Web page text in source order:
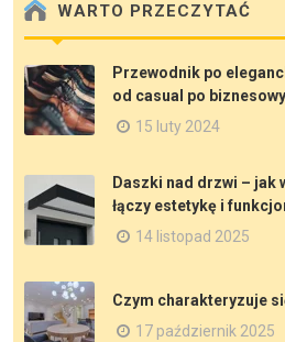
WARTO PRZECZYTAĆ
Przewodnik po
od casual po
15 luty 2024
Daszki nad drzwi – jak
łączy estetykę i
14 listopad 2025
Czym charakteryzuje
17 październik 2025